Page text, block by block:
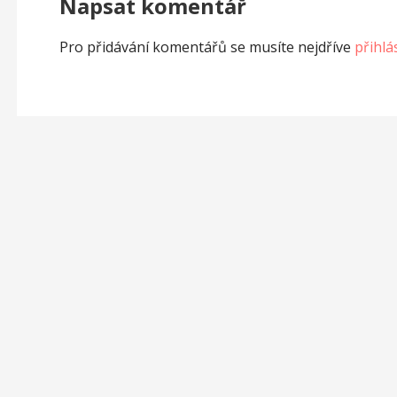
Pro přidávání komentářů se musíte nejdříve